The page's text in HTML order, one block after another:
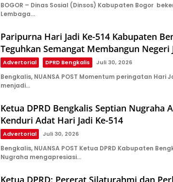
BOGOR – Dinas Sosial (Dinsos) Kabupaten Bogor
Lembaga…
Paripurna Hari Jadi Ke-514 Kabupaten
Teguhkan Semangat Membangun Negeri
Advertorial DPRD Bengkalis Juli 30, 2026
Bengkalis, NUANSA POST Momentum peringatan Hari
menjadi…
Ketua DPRD Bengkalis Septian Nugraha
Kenduri Adat Hari Jadi Ke-514
Advertorial Juli 30, 2026
Bengkalis, NUANSA POST Ketua DPRD Kabupaten
Nugraha mengapresiasi…
Ketua DPRD: Pererat Silaturahmi dan